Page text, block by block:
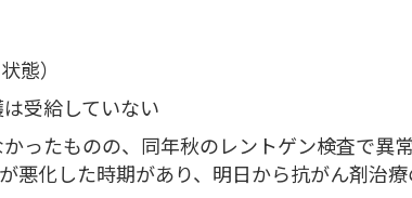
態）
受給していない
ったものの、同年秋のレントゲン検査で異
悪化した時期があり、明日から抗がん剤治療